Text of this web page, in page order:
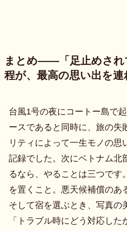
まとめ——「足止めされ
程が、最高の思い出を連
台風1号の夜にコートー島で
ースであると同時に、旅の失
リティによって一生モノの思
記録でした。次にベトナム北
るなら、やることは三つです
を置くこと。悪天候補償のあ
そして宿を選ぶとき、写真の
「トラブル時にどう対応した